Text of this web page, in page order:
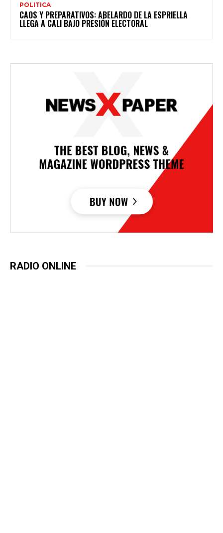
POLITICA
CAOS Y PREPARATIVOS: ABELARDO DE LA ESPRIELLA
LLEGA A CALI BAJO PRESIÓN ELECTORAL
RADIO ONLINE